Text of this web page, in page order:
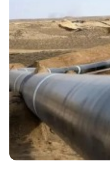
აშშ-ის პრეზიდენტმა
ხელი. უცნობია, როდის
სენატორი ლინდსი
გარდაიცვალა. „ეს
ურტყამს“, - განაცხადა
რომელმაც სენატში
ამას უკრაინიდან
- განაცხადა
დემოკრატმა
კაროლინას
ერთად მუშაობდა
რომ ლინდსი გრემიც
„დღეს ჩვენ უკრაინის